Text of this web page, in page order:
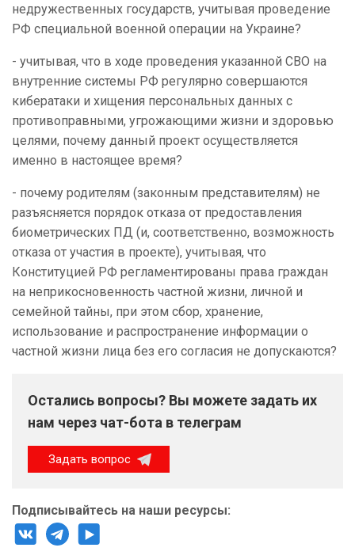
недружественных государств, учитывая проведение
РФ специальной военной операции на Украине?
- учитывая, что в ходе проведения указанной СВО на
внутренние системы РФ регулярно совершаются
кибератаки и хищения персональных данных с
противоправными, угрожающими жизни и здоровью
целями, почему данный проект осуществляется
именно в настоящее время?
- почему родителям (законным представителям) не
разъясняется порядок отказа от предоставления
биометрических ПД (и, соответственно, возможность
отказа от участия в проекте), учитывая, что
Конституцией РФ регламентированы права граждан
на неприкосновенность частной жизни, личной и
семейной тайны, при этом сбор, хранение,
использование и распространение информации о
частной жизни лица без его согласия не допускаются?
Остались вопросы? Вы можете задать их
нам через чат-бота в телеграм
Задать вопрос
Подписывайтесь на наши ресурсы: